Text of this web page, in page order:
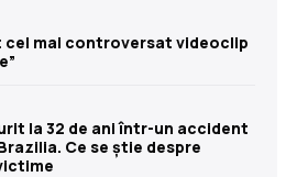
cel mai controversat videoclip
la 32 de ani într-un accident
Ce se știe despre